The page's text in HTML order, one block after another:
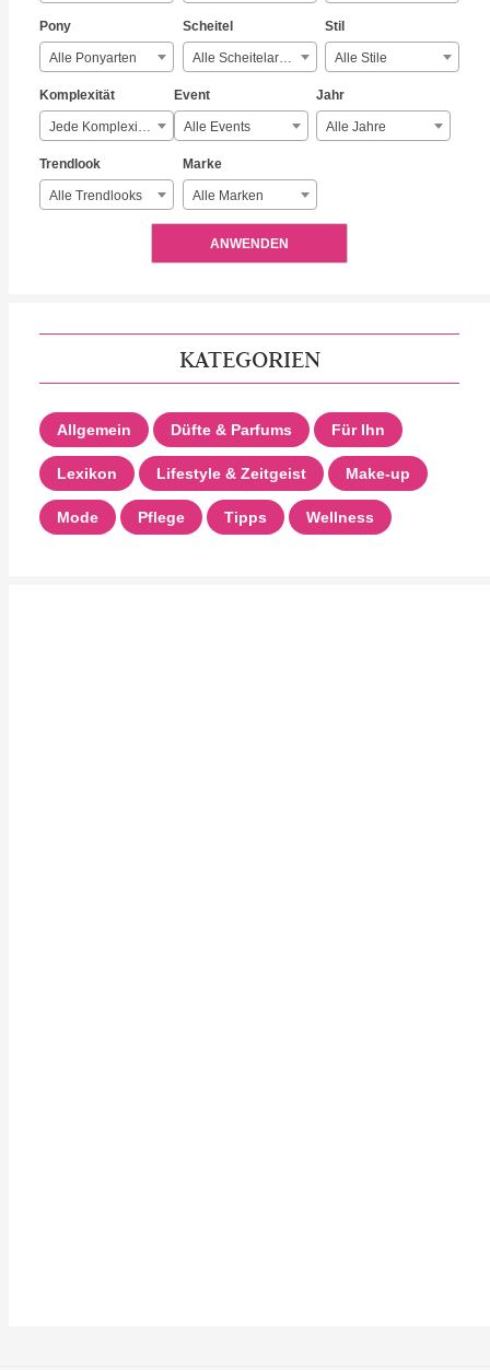
Pony
Alle Ponyarten
Scheitel
Alle Scheitelarten
Stil
Alle Stile
Komplexität
Jede Komplexität
Event
Alle Events
Jahr
Alle Jahre
Trendlook
Alle Trendlooks
Marke
Alle Marken
ANWENDEN
KATEGORIEN
Allgemein Düfte & Parfums Für Ihn
Lexikon Lifestyle & Zeitgeist Make-up
Mode Pflege Tipps Wellness